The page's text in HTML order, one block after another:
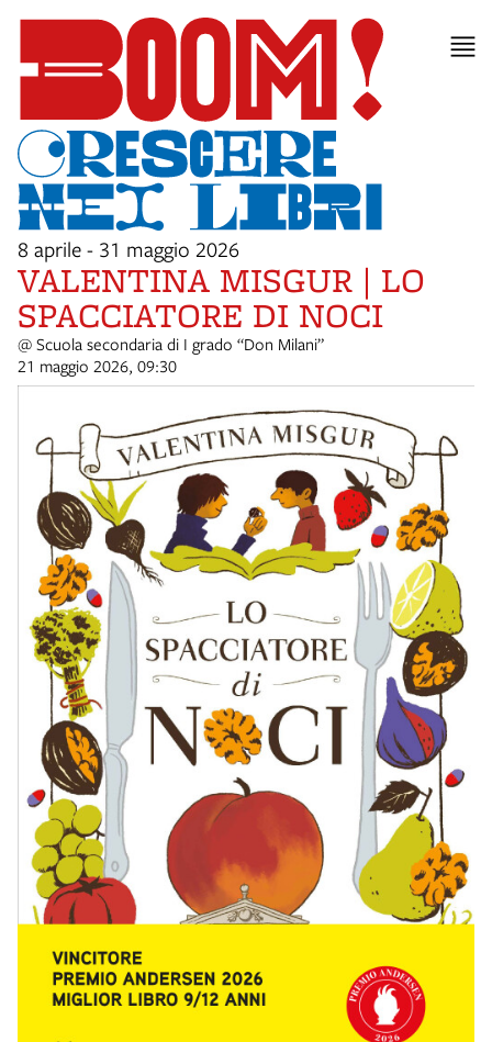
8 aprile - 31 maggio 2026
VALENTINA MISGUR | LO
SPACCIATORE DI NOCI
@ Scuola secondaria di I grado “Don Milani”
21 maggio 2026, 09:30